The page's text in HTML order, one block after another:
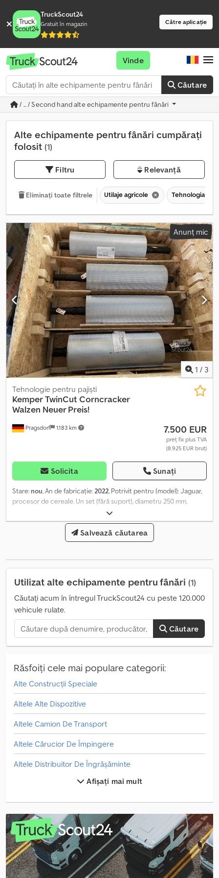
TruckScout24
Gratuit în magazin Către aplicație
Căutare
Vinde
/ ... / Second hand alte echipamente pentru fânări
Alte echipamente pentru fânări cumpărați
folosit (1)
Filtru Relevanță
Eliminați toate filtrele Utilaje agricole Tehnologia
Anunț mic
1 / 3
Pragsdorf 1.183 km
Tehnologie pentru pajiști
KemperTwinCut Corncracker
Walzen Neuer Preis!
7.500 EUR
preț fix plus TVA
(8.925 EUR brut)
Solicita Sunați
Stare: nou, An de fabricație:2022, Potrivit pentru (model): Jaguar,
procesor de cereale. Un set (fără suport), diametru 250 mm,
110/145 de dinți, locația depozitului: 17094 Pragsdorf. Csdpfezdg
Eajx Aqweha
Salvează căutarea
Utilizat alte echipamente pentru fânări (1)
Căutați acum în întregul TruckScout24 cu peste 120.000
vehicule rulate.
Căutare
Răsfoiți cele mai populare categorii:
Alte Construcții Speciale
Altele Alte Dispozitive
Altele Camion De Transport
Altele Cărucior De Împingere
Altele Distribuitor De Îngrășăminte
Altele Echipament De Foraj - Alte Tipuri
Altele Echipament De Foraj - Orizontal
Altele Echipament De Foraj - Vertical
Altele Etape De Lucru Altele
Altele Etape De Lucru Foarfece
Afișați mai mult